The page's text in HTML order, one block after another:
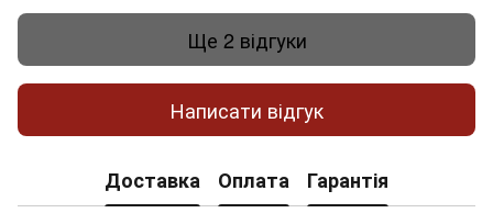
Ще 2 відгуки
Написати відгук
Доставка Оплата Гарантія